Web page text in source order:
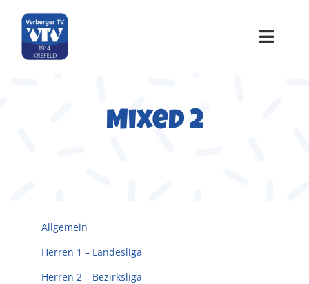
Inhalt
springen
Toggle
Über uns
Mixed 2
Allgemein
Herren 1 – Landesliga
Herren 2 – Bezirksliga